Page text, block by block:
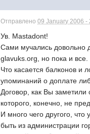
Отправлено09 January 2006 -
Ув. Mastadont!
Сами мучались довольно
glavuks.org, но пока и все.
Что касается балконов и
упоминаний о доплате
Договор, как Вы заметили
которого, конечно, не
И много чего другого,
быть из администрации